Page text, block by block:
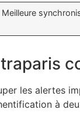
Meilleure
les alertes
à